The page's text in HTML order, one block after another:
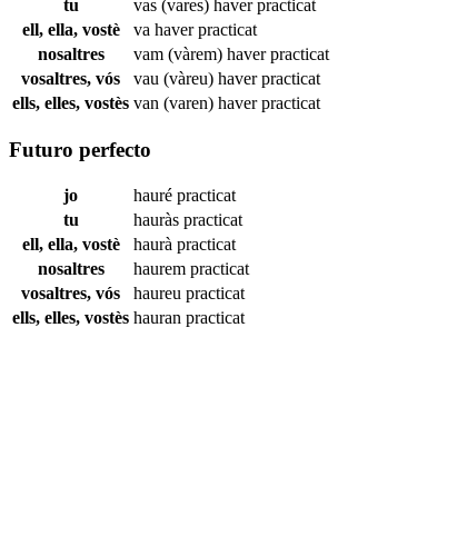
tu
vas (vares) haverpracticat
ell, ella, vostè
va haverpracticat
nosaltres
vam (vàrem) haverpracticat
vosaltres, vós
vau (vàreu) haverpracticat
ells, elles, vostès van (varen) haverpracticat
Futuro perfecto
jo hauré practicat
tu
hauràs practicat
ell, ella, vostè
haurà practicat
nosaltres
haurem practicat
vosaltres, vós
haureu practicat
ells, elles, vostès hauran practicat